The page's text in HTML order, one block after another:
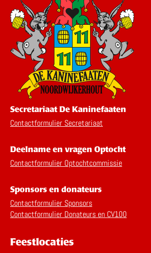
Secretariaat De Kaninefaaten
Contactformulier Secretariaat
Deelname en vragen Optocht
Contactformulier Optochtcommissie
Sponsors en donateurs
Contactformulier Sponsors
Contactformulier Donateurs en CV100
Feestlocaties